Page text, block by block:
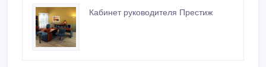
Кабинет руководителя Престиж